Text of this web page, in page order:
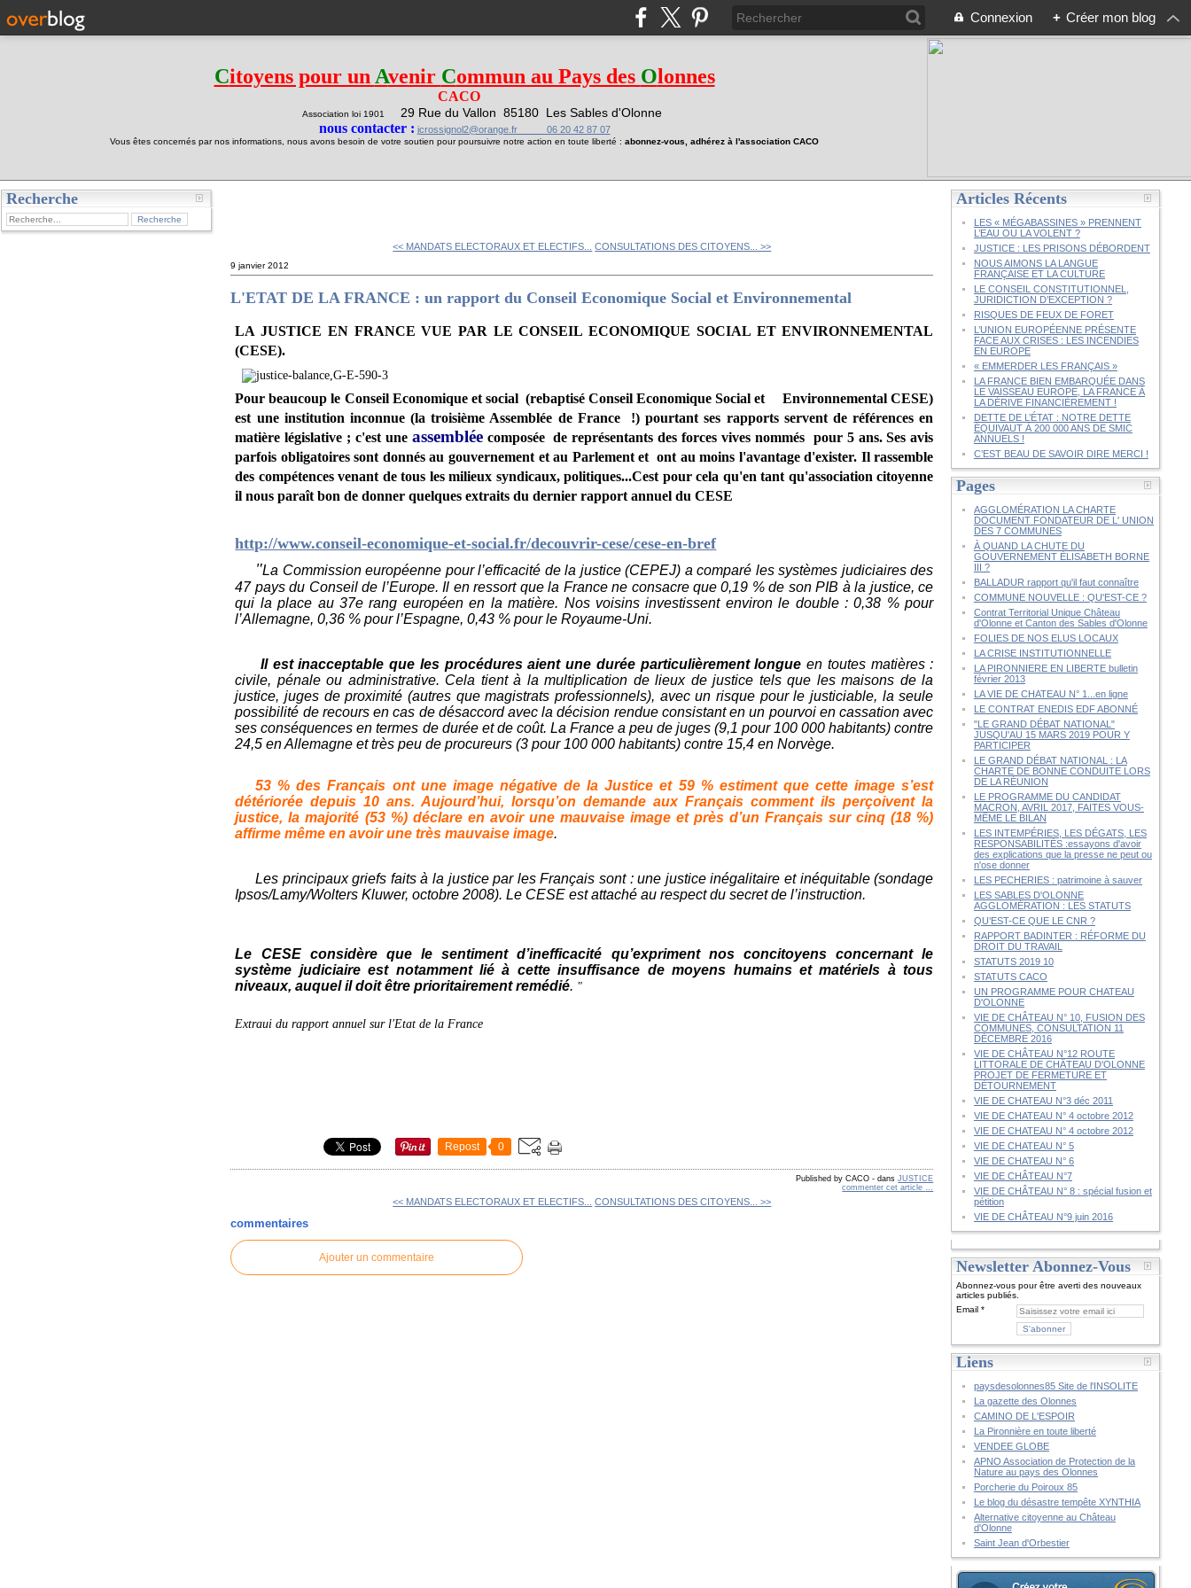
Connexion + Créer mon blog
Citoyens pour un Avenir Commun au Pays des Olonnes
CACO
Association loi 1901 29 Rue du Vallon 85180 Les Sables d'Olonne
nous contacter : jcrossignol2@orange.fr 06 20 42 87 07
Vous êtes concernés par nos informations, nous avons besoin de votre soutien pour poursuivre notre action en toute liberté : abonnez-vous, adhérez à l'association CACO
Recherche
<< MANDATS ELECTORAUX ET ELECTIFS... CONSULTATIONS DES CITOYENS... >>
9 janvier 2012
L'ETAT DE LA FRANCE : un rapport du Conseil Economique Social et Environnemental
LA JUSTICE EN FRANCE VUE PAR LE CONSEIL ECONOMIQUE SOCIAL ET ENVIRONNEMENTAL
(CESE).
Pour beaucoup le Conseil Economique et social (rebaptisé Conseil Economique Social et Environnemental CESE)
est une institution inconnue (la troisième Assemblée de France !) pourtant ses rapports servent de références en
matière législative ; c'est une assembléecomposée de représentants des forces vives nommés pour 5 ans. Ses avis
parfois obligatoires sont donnés au gouvernement et au Parlement et ont au moins l'avantage d'exister. Il rassemble
des compétences venant de tous les milieux syndicaux, politiques...Cest pour cela qu'en tant qu'association citoyenne
il nous paraît bon de donner quelques extraits du dernier rapport annuel du CESE
http://www.conseil-economique-et-social.fr/decouvrir-cese/cese-en-bref
"La Commission européenne pour l’efficacité de la justice (CEPEJ) a comparé les systèmes judiciaires des
47 pays du Conseil de l’Europe. Il en ressort que la France ne consacre que 0,19 % de son PIB à la justice, ce
qui la place au 37e rang européen en la matière. Nos voisins investissent environ le double : 0,38 % pour
l’Allemagne, 0,36 % pour l’Espagne, 0,43 % pour le Royaume-Uni.
Il est inacceptable que les procédures aient une durée particulièrement longue en toutes matières :
civile, pénale ou administrative. Cela tient à la multiplication de lieux de justice tels que les maisons de la
justice, juges de proximité (autres que magistrats professionnels), avec un risque pour le justiciable, la seule
possibilité de recours en cas de désaccord avec la décision rendue consistant en un pourvoi en cassation avec
ses conséquences en termes de durée et de coût. La France a peu de juges (9,1 pour 100 000 habitants) contre
24,5 en Allemagne et très peu de procureurs (3 pour 100 000 habitants) contre 15,4 en Norvège.
53 % des Français ont une image négative de la Justice et 59 % estiment que cette image s’est
détériorée depuis 10 ans. Aujourd’hui, lorsqu’on demande aux Français comment ils perçoivent la
justice, la majorité (53 %) déclare en avoir une mauvaise image et près d’un Français sur cinq (18 %)
affirme même en avoir une très mauvaise image.
Les principaux griefs faits à la justice par les Français sont : une justice inégalitaire et inéquitable (sondage
Ipsos/Lamy/Wolters Kluwer, octobre 2008). Le CESE est attaché au respect du secret de l’instruction.
Le CESE considère que le sentiment d’inefficacité qu’expriment nos concitoyens concernant le
système judiciaire est notamment lié à cette insuffisance de moyens humains et matériels à tous
niveaux, auquel il doit être prioritairement remédié. "
Extraui du rapport annuel sur l'Etat de la France
Repost 0
Published by CACO - dansJUSTICE
commenter cet article …
<< MANDATS ELECTORAUX ET ELECTIFS... CONSULTATIONS DES CITOYENS... >>
commentaires
Ajouter un commentaire
Articles Récents
LES « MÉGABASSINES » PRENNENT
L’EAU OU LA VOLENT ?
JUSTICE : LES PRISONS DÉBORDENT
NOUS AIMONS LA LANGUE
FRANÇAISE ET LA CULTURE
LE CONSEIL CONSTITUTIONNEL,
JURIDICTION D’EXCEPTION ?
RISQUES DE FEUX DE FORET
L’UNION EUROPÉENNE PRÉSENTE
FACE AUX CRISES : LES INCENDIES
EN EUROPE
« EMMERDER LES FRANÇAIS »
LA FRANCE BIEN EMBARQUÉE DANS
LE VAISSEAU EUROPE, LA FRANCE À
LA DÉRIVE FINANCIÈREMENT !
DETTE DE L’ÉTAT : NOTRE DETTE
ÉQUIVAUT À 200 000 ANS DE SMIC
ANNUELS !
C’EST BEAU DE SAVOIR DIRE MERCI !
Pages
AGGLOMÉRATION LA CHARTE
DOCUMENT FONDATEUR DE L' UNION
DES 7 COMMUNES
À QUAND LA CHUTE DU
GOUVERNEMENT ÉLISABETH BORNE
III ?
BALLADUR rapport qu'il faut connaître
COMMUNE NOUVELLE : QU'EST-CE ?
Contrat Territorial Unique Château
d'Olonne et Canton des Sables d'Olonne
FOLIES DE NOS ELUS LOCAUX
LA CRISE INSTITUTIONNELLE
LA PIRONNIERE EN LIBERTE bulletin
février 2013
LA VIE DE CHATEAU N° 1...en ligne
LE CONTRAT ENEDIS EDF ABONNÉ
"LE GRAND DÉBAT NATIONAL"
JUSQU'AU 15 MARS 2019 POUR Y
PARTICIPER
LE GRAND DÉBAT NATIONAL : LA
CHARTE DE BONNE CONDUITE LORS
DE LA RÉUNION
LE PROGRAMME DU CANDIDAT
MACRON, AVRIL 2017, FAITES VOUS-
MÊME LE BILAN
LES INTEMPÉRIES, LES DÉGATS, LES
RESPONSABILITÉS :essayons d'avoir
des explications que la presse ne peut ou
n'ose donner
LES PECHERIES : patrimoine à sauver
LES SABLES D'OLONNE
AGGLOMÉRATION : LES STATUTS
QU’EST-CE QUE LE CNR ?
RAPPORT BADINTER : RÉFORME DU
DROIT DU TRAVAIL
STATUTS 2019 10
STATUTS CACO
UN PROGRAMME POUR CHATEAU
D'OLONNE
VIE DE CHÂTEAU N° 10, FUSION DES
COMMUNES, CONSULTATION 11
DÉCEMBRE 2016
VIE DE CHÂTEAU N°12 ROUTE
LITTORALE DE CHÂTEAU D'OLONNE
PROJET DE FERMETURE ET
DÉTOURNEMENT
VIE DE CHATEAU N°3 déc 2011
VIE DE CHATEAU N° 4 octobre 2012
VIE DE CHATEAU N° 4 octobre 2012
VIE DE CHATEAU N° 5
VIE DE CHATEAU N° 6
VIE DE CHÂTEAU N°7
VIE DE CHÂTEAU N° 8 : spécial fusion et
pétition
VIE DE CHÂTEAU N°9 juin 2016
Newsletter Abonnez-Vous
Abonnez-vous pour être averti des nouveaux
articles publiés.
Email
Liens
paysdesolonnes85 Site de l'INSOLITE
La gazette des Olonnes
CAMINO DE L'ESPOIR
La Pironnière en toute liberté
VENDEE GLOBE
APNO Association de Protection de la
Nature au pays des Olonnes
Porcherie du Poiroux 85
Le blog du désastre tempête XYNTHIA
Alternative citoyenne au Château
d'Olonne
Saint Jean d'Orbestier